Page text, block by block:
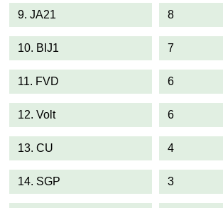
9. JA21 8
10. BIJ1 7
11. FVD 6
12. Volt 6
13. CU 4
14. SGP 3